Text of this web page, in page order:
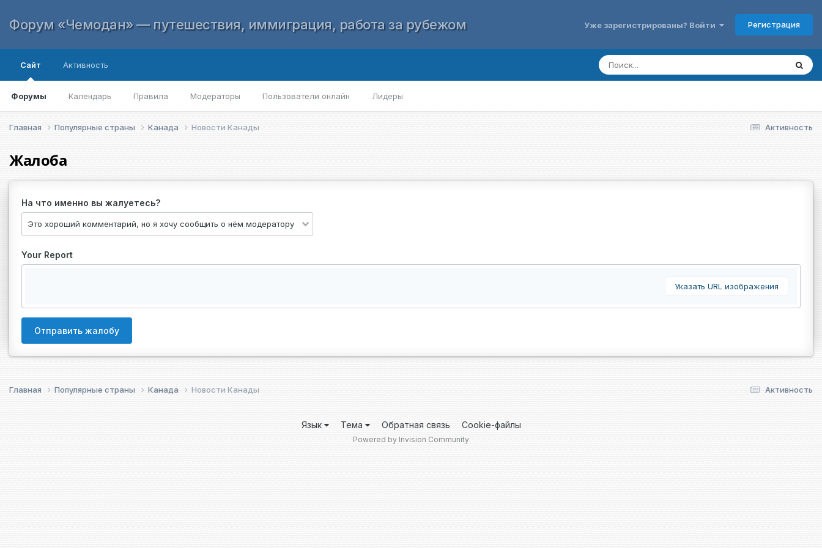
Форум «Чемодан» — путешествия, иммиграция, работа за рубежом Уже зарегистрированы? Войти Регистрация
Сайт
Форумы Календарь Правила Модераторы Пользователи онлайн Лидеры
Активность
Активность
Главная Популярные страны Канада Новости Канады
Жалоба
На что именно вы жалуетесь?
Your Report
Указать URL изображения
Отправить жалобу
Активность
Главная Популярные страны Канада Новости Канады
Язык Тема Обратная связь Cookie-файлы
Powered by Invision Community